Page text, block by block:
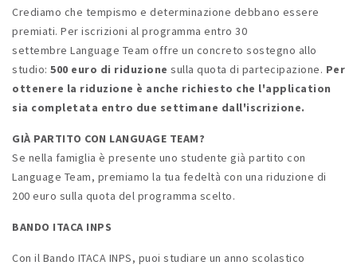
Crediamo che tempismo e determinazione debbano essere
premiati. Per iscrizioni al programma entro 30
settembre Language Team offre un concreto sostegno allo
studio: 500 euro di riduzione sulla quota di partecipazione. Per
ottenere la riduzione è anche richiesto che l'application
sia completata entro due settimane dall'iscrizione.
GIÀ PARTITO CON LANGUAGE TEAM?
Se nella famiglia è presente uno studente già partito con
Language Team, premiamo la tua fedeltà con una riduzione di
200 euro sulla quota del programma scelto.
BANDO ITACA INPS
Con il Bando ITACA INPS, puoi studiare un anno scolastico